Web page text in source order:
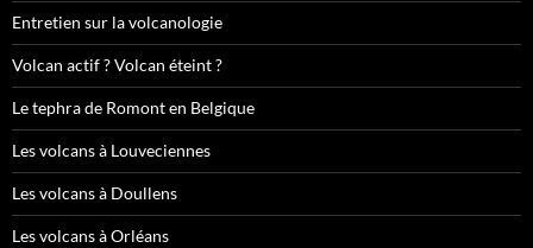
Entretien sur la volcanologie
Volcan actif ? Volcan éteint ?
Le tephra de Romont en Belgique
Les volcans à Louveciennes
Les volcans à Doullens
Les volcans à Orléans